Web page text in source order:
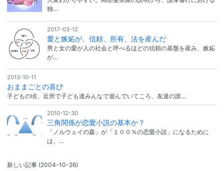
独…
2017-03-12
愛と嫉妬が、信頼、所有、法を産んだ
男と女の愛が人の社会と呼べるほどの信頼の基盤を産み、嫉妬
が…
2013-10-11
おままごとの喜び
子どもの頃、近所で子ども達みんなで遊んでいてころ、友達の誰…
2010-12-30
三角関係が恋愛小説の基本か？
「ノルウェイの森」が「１００％の恋愛小説」になるために
は、…
新しい記事 (2004-10-26)